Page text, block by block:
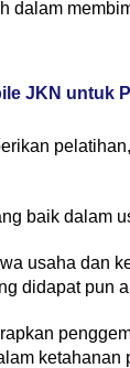
dalam
JKN untuk
baik dalam
usaha dan
didapat pun
ketahanan